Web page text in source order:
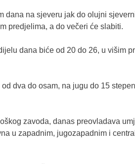
dana na sjeveru jak do olujni
predjelima, a do večeri će slabiti.
dana biće od 20 do 26, u višim
dva do osam, na jugu do 15
zavoda, danas preovladava
u zapadnim, jugozapadnim i